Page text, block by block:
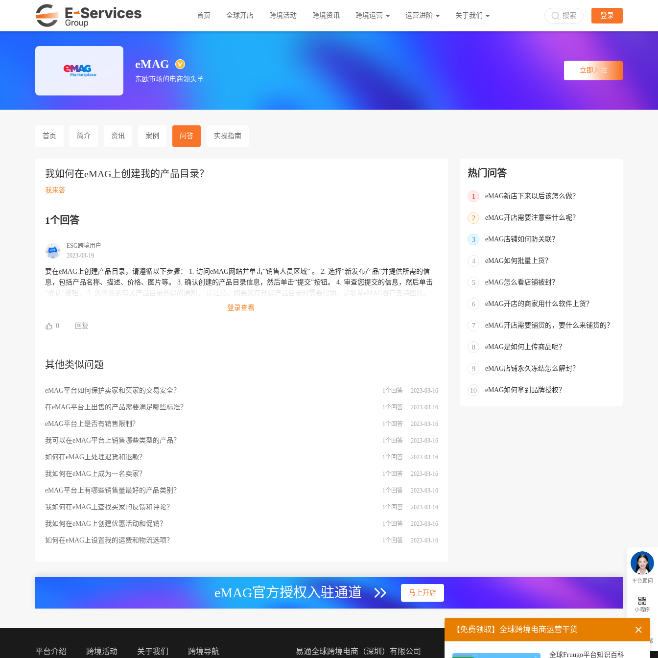
首页 全球开店 跨境活动 跨境资讯 跨境运营 运营进阶 关于我们 搜索 登录
eMAG
东欧市场的电商领头羊
立即入驻
首页 简介 资讯 案例 问答 实操指南
我如何在eMAG上创建我的产品目录？
我来答
1个回答
ESG跨境用户
2023-03-19
要在eMAG上创建产品目录，请遵循以下步骤： 1. 访问eMAG网站并单击“销售人员区域” 。 2. 选择“新发布产品”并提供所需的信
息，包括产品名称、描述、价格、图片等。 3. 确认创建的产品目录信息，然后单击“提交”按钮。 4. 审查您提交的信息，然后单击
“确认”按钮。 5. 您将收到有关产品目录创建的通知。 请注意，如果您在创建产品目录时需要帮助，请联系eMAG客户支持团队，他
们将为您提供支持并解答您的问题。此外，如果您在使用ESG跨境电商开店服务方面需要帮助，请随时与我们的客户服务团队联
登录查看
0 回复
其他类似问题
eMAG平台如何保护卖家和买家的交易安全？ 1个回答 2023-03-16
在eMAG平台上出售的产品需要满足哪些标准？ 1个回答 2023-03-16
eMAG平台上是否有销售限制？ 1个回答 2023-03-16
我可以在eMAG平台上销售哪些类型的产品？ 1个回答 2023-03-16
如何在eMAG上处理退货和退款？ 1个回答 2023-03-16
我如何在eMAG上成为一名卖家？ 1个回答 2023-03-16
eMAG平台上有哪些销售量最好的产品类别？ 1个回答 2023-03-16
我如何在eMAG上查找买家的反馈和评论？ 1个回答 2023-03-16
我如何在eMAG上创建优惠活动和促销？ 1个回答 2023-03-16
如何在eMAG上设置我的运费和物流选项？ 1个回答 2023-03-16
热门问答
1 eMAG新店下来以后该怎么做？
2 eMAG开店需要注意些什么呢？
3 eMAG店铺如何防关联？
4 eMAG如何批量上货？
5 eMAG怎么看店铺被封？
6 eMAG开店的商家用什么软件上货？
7 eMAG开店需要铺货的，要什么来铺货的？
8 eMAG是如何上传商品呢？
9 eMAG店铺永久冻结怎么解封？
10 eMAG如何拿到品牌授权？
eMAG官方授权入驻通道 马上开店
平台顾问
小程序
返回顶部
平台介绍 跨境活动 关于我们 跨境导航 易通全球跨境电商（深圳）有限公司 企业微信 官方公众号
【免费领取】全球跨境电商运营干货
全球Fruugo平台知识百科